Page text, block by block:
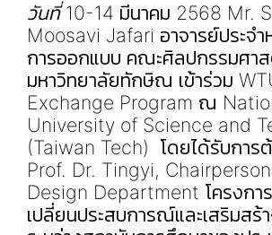
วันที่10-14 มีนาคม 2568 Mr.
Moosavi Jafari อาจารย์ประจ
การออกแบบ คณะศิลปกรรมศา
มหาวิทยาลัยทักษิณ เข้าร่วม
Exchange Program ณ
University of Science and
(Taiwan Tech) โดยได้รับการ
Prof. Dr. Tingyi,
Design Department โครงกา
เปลี่ยนประสบการณ์และเสริมสร้